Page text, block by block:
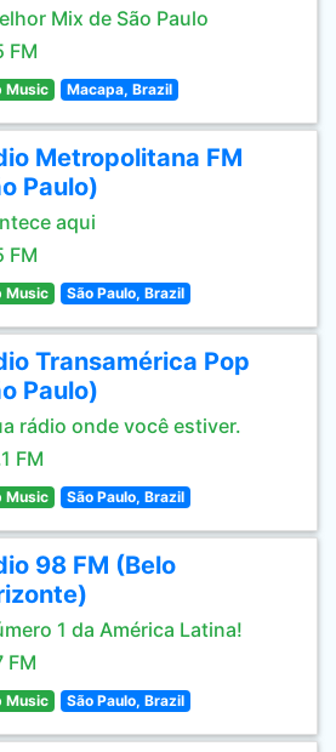
Mix de São Paulo
FM
Music Macapa, Brazil
Metropolitana FM
Paulo)
aqui
FM
Music São Paulo, Brazil
Transamérica Pop
Paulo)
rádio onde você estiver.
FM
Music São Paulo, Brazil
98 FM (Belo
1 da América Latina!
FM
Music São Paulo, Brazil